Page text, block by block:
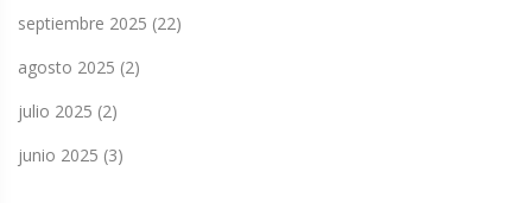
septiembre 2025 (22)
agosto 2025 (2)
julio 2025 (2)
junio 2025 (3)